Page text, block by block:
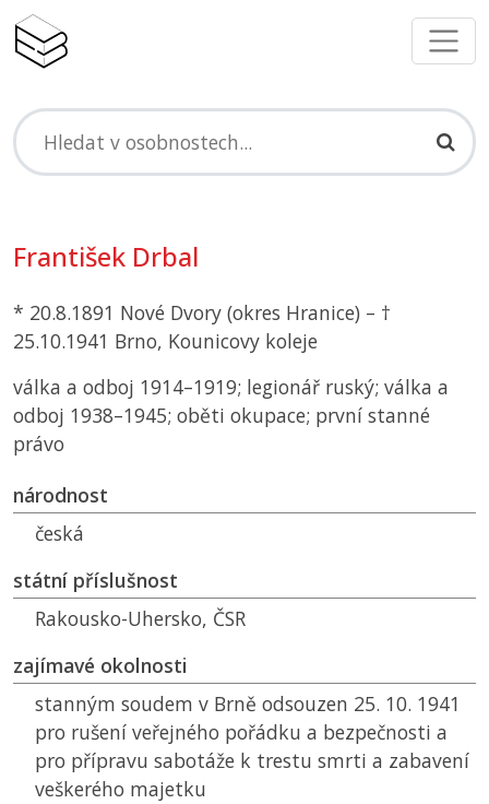
František Drbal
* 20.8.1891 Nové Dvory (okres Hranice) – †
25.10.1941 Brno, Kounicovy koleje
válka a odboj 1914–1919; legionář ruský; válka a
odboj 1938–1945; oběti okupace; první stanné
právo
národnost
česká
státní příslušnost
Rakousko-Uhersko, ČSR
zajímavé okolnosti
stanným soudem v Brně odsouzen 25. 10. 1941
pro rušení veřejného pořádku a bezpečnosti a
pro přípravu sabotáže k trestu smrti a zabavení
veškerého majetku